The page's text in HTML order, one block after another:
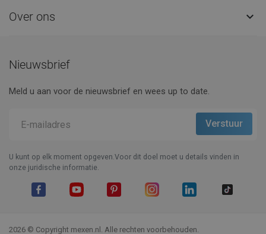
Over ons 
Nieuwsbrief
Meld u aan voor de nieuwsbrief en wees up to date.
U kunt op elk moment opgeven.Voor dit doel moet u details vinden in
onze juridische informatie.
2026 © Copyright mexen.nl. Alle rechten voorbehouden.